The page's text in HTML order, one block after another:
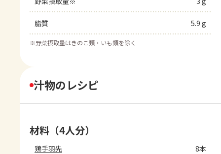
脂質 5.9 g
※野菜摂取量はきのこ類・いも類を除く
汁物のレシピ
材料（4人分）
鶏手羽先 8本